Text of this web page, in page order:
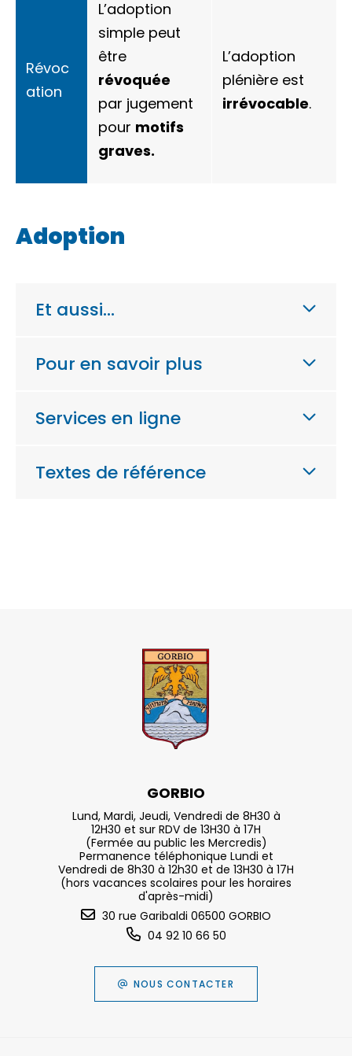
Révoc
ation
L’adoption
simple peut
être
révoquée
par jugement
pour motifs
graves.
L’adoption
plénière est
irrévocable.
Adoption
Et aussi…
Pour en savoir plus
Services en ligne
Textes de référence
GORBIO
Lund, Mardi, Jeudi, Vendredi de 8H30 à
12H30 et sur RDV de 13H30 à 17H
(Fermée au public les Mercredis)
Permanence téléphonique Lundi et
Vendredi de 8h30 à 12h30 et de 13H30 à 17H
(hors vacances scolaires pour les horaires
d'après-midi)
30 rue Garibaldi 06500 GORBIO
04 92 10 66 50
NOUS CONTACTER